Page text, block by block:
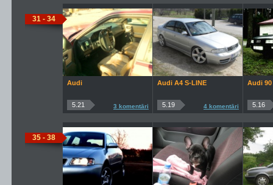
31 - 34
Audi
5.21 3 komentāri
Audi A4 S-LINE
5.19 4 komentāri
Audi 90
5.16
35 - 38